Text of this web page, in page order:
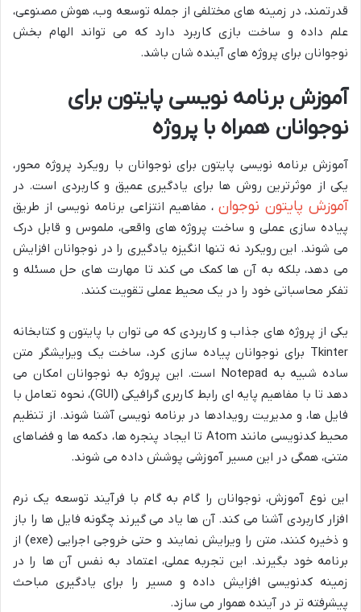
قدرتمند، در زمینه های مختلفی از جمله توسعه وب، هوش مصنوعی،
علم داده و ساخت بازی کاربرد دارد که می تواند الهام بخش
نوجوانان برای پروژه های آینده شان باشد.
آموزش برنامه نویسی پایتون برای
نوجوانان همراه با پروژه
آموزش برنامه نویسی پایتون برای نوجوانان با رویکرد پروژه محور،
یکی از موثرترین روش ها برای یادگیری عمیق و کاربردی است. در
آموزش پایتون نوجوان ، مفاهیم انتزاعی برنامه نویسی از طریق
پیاده سازی عملی و ساخت پروژه های واقعی، ملموس و قابل درک
می شوند. این رویکرد نه تنها انگیزه یادگیری را در نوجوانان افزایش
می دهد، بلکه به آن ها کمک می کند تا مهارت های حل مسئله و
تفکر محاسباتی خود را در یک محیط عملی تقویت کنند.
یکی از پروژه های جذاب و کاربردی که می توان با پایتون و کتابخانه
Tkinter برای نوجوانان پیاده سازی کرد، ساخت یک ویرایشگر متن
ساده شبیه به Notepad است. این پروژه به نوجوانان امکان می
دهد تا با مفاهیم پایه ای رابط کاربری گرافیکی (GUI)، نحوه تعامل با
فایل ها، و مدیریت رویدادها در برنامه نویسی آشنا شوند. از تنظیم
محیط کدنویسی مانند Atom تا ایجاد پنجره ها، دکمه ها و فضاهای
متنی، همگی در این مسیر آموزشی پوشش داده می شوند.
این نوع آموزش، نوجوانان را گام به گام با فرآیند توسعه یک نرم
افزار کاربردی آشنا می کند. آن ها یاد می گیرند چگونه فایل ها را باز
و ذخیره کنند، متن را ویرایش نمایند و حتی خروجی اجرایی (exe) از
برنامه خود بگیرند. این تجربه عملی، اعتماد به نفس آن ها را در
زمینه کدنویسی افزایش داده و مسیر را برای یادگیری مباحث
پیشرفته تر در آینده هموار می سازد.